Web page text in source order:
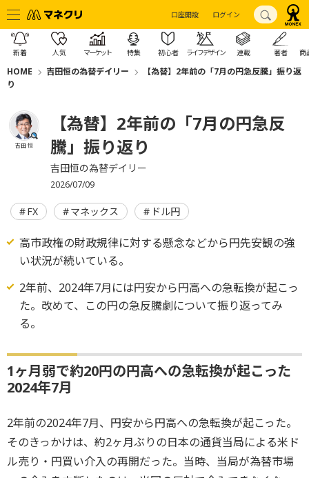
口座開設 ログイン
新着 人気 マーケット 特集 初心者 ライフデザイン 連載 著者 商
HOME 吉田恒の為替デイリー
【為替】2年前の「7月の円急反騰」振り返
り
吉田 恒
【為替】2年前の「7月の円急反
騰」振り返り
吉田恒の為替デイリー
2026/07/09
FX マネックス ドル円
高市政権の財政規律に対する懸念などから円先安観の強
い状況が続いている。
2年前、2024年7月には円安から円高への急転換が起こっ
た。改めて、この円の急反騰劇について振り返ってみ
る。
1ヶ月弱で約20円の円高への急転換が起こった
2024年7月
2年前の2024年7月、円安から円高への急転換が起こった。
そのきっかけは、約2ヶ月ぶりの日本の通貨当局による米ド
ル売り・円買い介入の再開だった。当時、当局が為替市場